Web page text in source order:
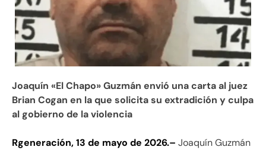
Joaquín «El Chapo» Guzmán envió una carta al juez
Brian Cogan en la que solicita su extradición y culpa
al gobierno de la violencia
Rgeneración, 13 de mayo de 2026.– Joaquín Guzmán